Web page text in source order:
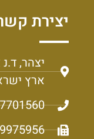
יצירת
ארץ